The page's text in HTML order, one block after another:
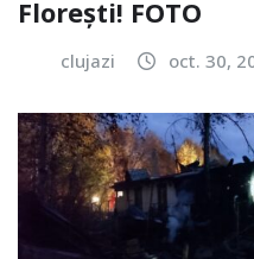
Florești! FOTO
clujazi oct. 30,